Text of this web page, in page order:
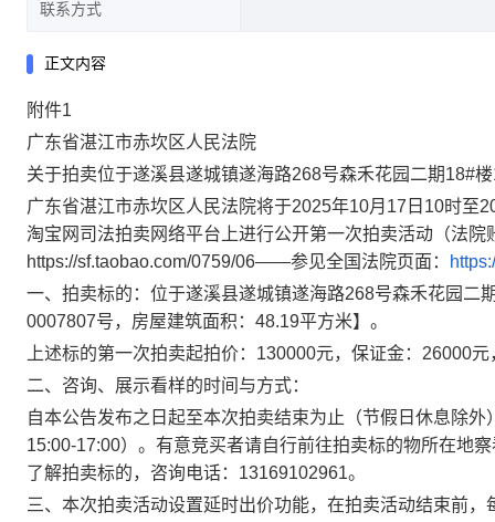
联系方式
正文内容
附件1
广东省湛江市赤坎区人民法院
关于拍卖位于遂溪县遂城镇遂海路268号森禾花园二期18#
广东省湛江市赤坎区人民法院将于2025年10月17日10时至
淘宝网司法拍卖网络平台上进行公开第一次拍卖活动（法
https://sf.taobao.com/0759/06——参见全国法院页面：
一、拍卖标的： 位于遂溪县遂城镇遂海路268号森禾花园二
0007807号，房屋建筑面积： 48.19平方米】 。
上述标的第一次拍卖起拍价： 130000元，保证金： 26000元
二、咨询、展示看样的时间与方式：
自本公告发布之日起至本次拍卖结束为止 （节假日休息除外
15:00-17:00）。有意竞买者请自行前往拍卖标的物所在地
了解拍卖标的，咨询电话： 13169102961。
三、 本次拍卖活动设置延时出价功能，在拍卖活动结束前，